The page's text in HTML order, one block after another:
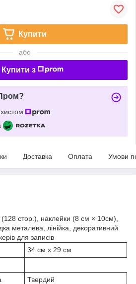
Купити
або
Купити з
Доставка Оплата Умови
стор.), наклейки (8 см × 10см),
металева, лінійка, декоративний
для записів
34 см х 29 см
Твердий